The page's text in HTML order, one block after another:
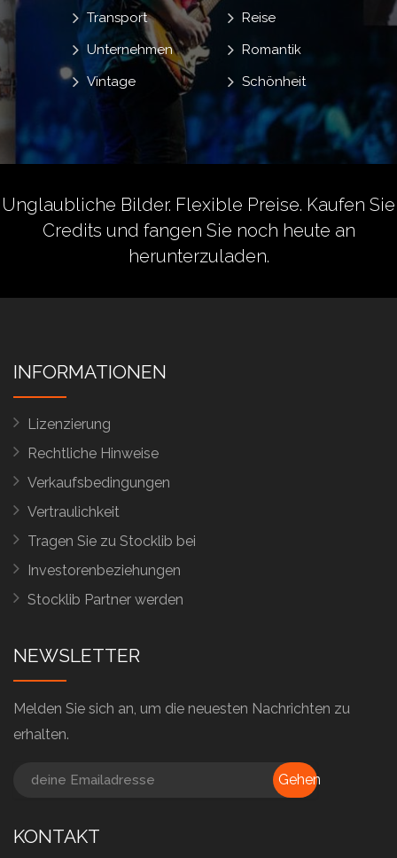
Reise
Romantik
Schönheit
Transport
Unternehmen
Vintage
Unglaubliche Bilder. Flexible Preise. Kaufen Sie
Credits und fangen Sie noch heute an
herunterzuladen.
INFORMATIONEN
Lizenzierung
Rechtliche Hinweise
Verkaufsbedingungen
Vertraulichkeit
Tragen Sie zu Stocklib bei
Investorenbeziehungen
Stocklib Partner werden
NEWSLETTER
Melden Sie sich an, um die neuesten Nachrichten zu
erhalten.
Gehen
KONTAKT